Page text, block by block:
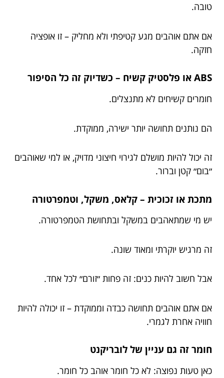
טובה.
אם אתם אוהבים מגע קטיפתי ולא מחליק – זו אופציה
חזקה.
ABS או פלסטיק קשיח – כשדיוק זה כל הסיפור
חומרים קשיחים לא מתנצלים.
הם נותנים תחושה יותר ישירה, ממוקדת.
זה יכול להיות מושלם לגירוי חיצוני מדויק, או למי שאוהבים
״בום״ קטן וברור.
מתכת או זכוכית – קלאס, משקל, וטמפרטורה
יש מי שמתאהבים במשקל ובתחושת הטמפרטורה.
זה מרגיש יוקרתי ומאוד שונה.
אבל חשוב להיות כנים: זה פחות ״זורם״ לכל אחד.
אם אתם אוהבים תחושה כבדה וממוקדת – זו יכולה להיות
חוויה אחרת לגמרי.
חומר זה גם עניין של לובריקנט
כאן טעות נפוצה: לא כל חומר אוהב כל חומר.